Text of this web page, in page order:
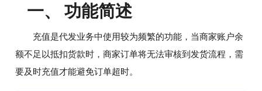
一、 功能简述
充值是代发业务中使用较为频繁的功能，当商家账户余
额不足以抵扣货款时，商家订单将无法审核到发货流程，需
要及时充值才能避免订单超时。